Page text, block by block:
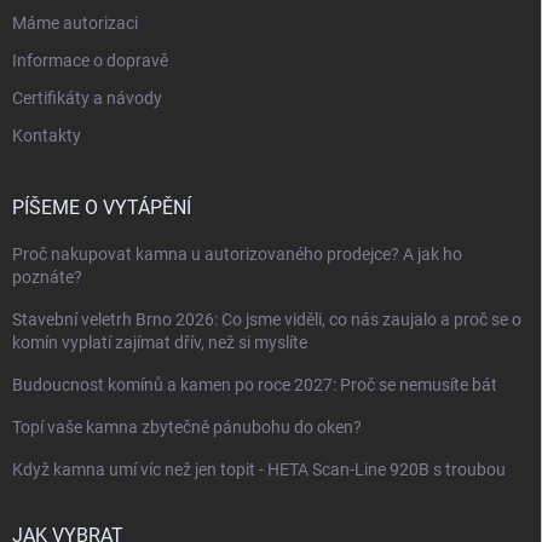
Máme autorizaci
Informace o dopravě
Certifikáty a návody
Kontakty
PÍŠEME O VYTÁPĚNÍ
Proč nakupovat kamna u autorizovaného prodejce? A jak ho
poznáte?
Stavební veletrh Brno 2026: Co jsme viděli, co nás zaujalo a proč se o
komín vyplatí zajímat dřív, než si myslíte
Budoucnost komínů a kamen po roce 2027: Proč se nemusíte bát
Topí vaše kamna zbytečně pánubohu do oken?
Když kamna umí víc než jen topit - HETA Scan-Line 920B s troubou
JAK VYBRAT